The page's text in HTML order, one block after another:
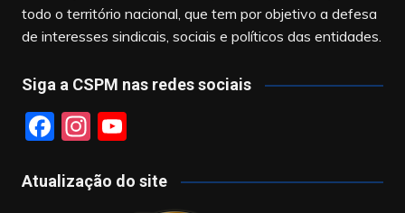
todo o território nacional, que tem por objetivo a defesa
de interesses sindicais, sociais e políticos das entidades.
Siga a CSPM nas redes sociais
F
c
In
a
Y
u
Atualização do site